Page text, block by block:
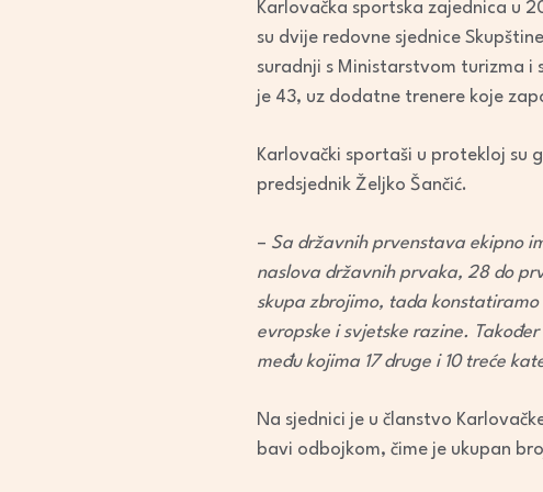
Karlovačka sportska zajednica u
su dvije redovne sjednice
suradnji s Ministarstvom turizma
je 43, uz dodatne trenere koje
Karlovački sportaši u protekloj su
predsjednik Željko Šančić.
– Sa državnih prvenstava ekipno
naslova državnih prvaka, 28 do
skupa zbrojimo, tada
evropske i svjetske razine.
među kojima 17 druge i 10 treće
Na sjednici je u članstvo
bavi odbojkom, čime je ukupan